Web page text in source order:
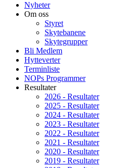
Nyheter
Om oss
Styret
Skytebanene
Skytegrupper
Bli Medlem
Hytteverter
Terminliste
NOPs Programmer
Resultater
2026 - Resultater
2025 - Resultater
2024 - Resultater
2023 - Resultater
2022 - Resultater
2021 - Resultater
2020 - Resultater
2019 - Resultater